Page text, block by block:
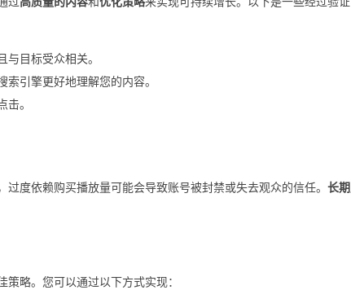
目标受众相关。
引擎更好地理解您的内容。
。
度依赖购买播放量可能会导致账号被封禁或失去观众的信任。 长
略。您可以通过以下方式实现：